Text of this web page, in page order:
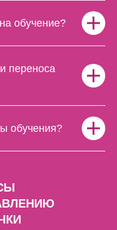
обучение?
переноса
обучения?